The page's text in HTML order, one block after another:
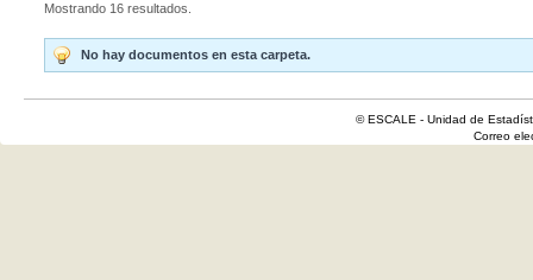
Mostrando 16 resultados.
No hay documentos en esta carpeta.
© ESCALE - Unidad de
Correo